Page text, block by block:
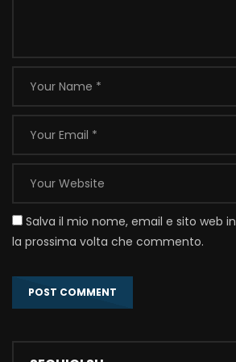
Salva il mio nome, email e sito web
la prossima volta che commento.